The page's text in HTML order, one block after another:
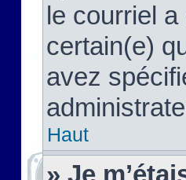
le courriel
certain(e)
avez
Haut
» Je